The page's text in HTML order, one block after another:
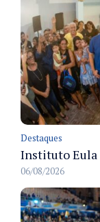
Destaques
06/08/2026